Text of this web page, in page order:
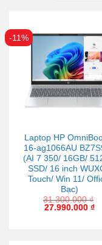
-11%
Laptop HP
16-ag1066AU
(AI 7 350/ 16GB/
SSD/ 16 inch
Touch/ Win 11/
Bạc)
31.300.000₫
27.990.000 ₫